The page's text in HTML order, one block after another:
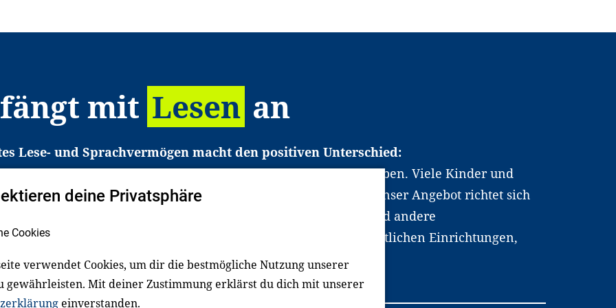
mit Lesen an
Lese- und Sprachvermögen macht den positiven Unterschied:
den Zugang zu Bildung und einem erfolgreichen Berufsleben. Viele Kinder und
in Deutschland haben aber große Schwierigkeiten dabei. Unser Angebot richtet sich
gezielt an Familien sowie an Erzieher*innen, Lehrer*innen und andere
Dafür arbeiten wir eng mit Ministerien, wissenschaftlichen Einrichtungen,
Unternehmen und anderen Stiftungen zusammen.
deine Privatsphäre
Cookies
verwendet Cookies, um dir die bestmögliche Nutzung unserer
gewährleisten. Mit deiner Zustimmung erklärst du dich mit unserer
einverstanden.